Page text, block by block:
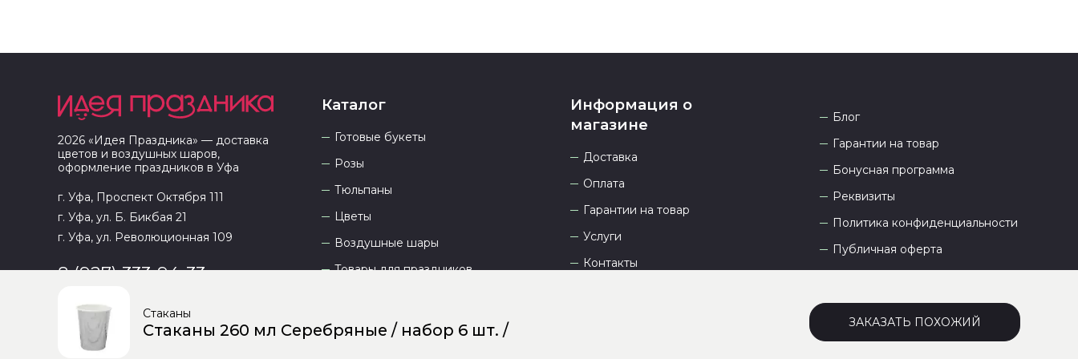
Стаканы
Стаканы 260 мл Серебряные / набор 6 шт. / ЗАКАЗАТЬ ПОХОЖИЙ
2026 «Идея Праздника» — доставка
цветов и воздушных шаров,
оформление праздников в Уфа
г. Уфа, Проспект Октября 111
г. Уфа, ул. Б. Бикбая 21
г. Уфа, ул. Революционная 109
8 (927) 333-94-33
Каталог
Готовые букеты
Розы
Тюльпаны
Цветы
Воздушные шары
Товары для праздников
Информация о
магазине
Доставка
Оплата
Гарантии на товар
Услуги
Контакты
Блог
Гарантии на товар
Бонусная программа
Реквизиты
Политика конфиденциальности
Публичная оферта